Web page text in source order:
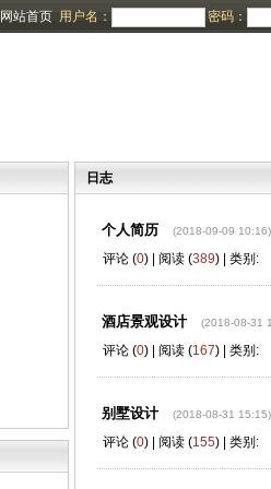
网站首页 用户名： 密码：
日志
个人简历 (2018-09-09 10:16)
评论 (0) | 阅读 (389) | 类别:
酒店景观设计 (2018-08-31
评论 (0) | 阅读 (167) | 类别:
别墅设计 (2018-08-31 15:15)
评论 (0) | 阅读 (155) | 类别: